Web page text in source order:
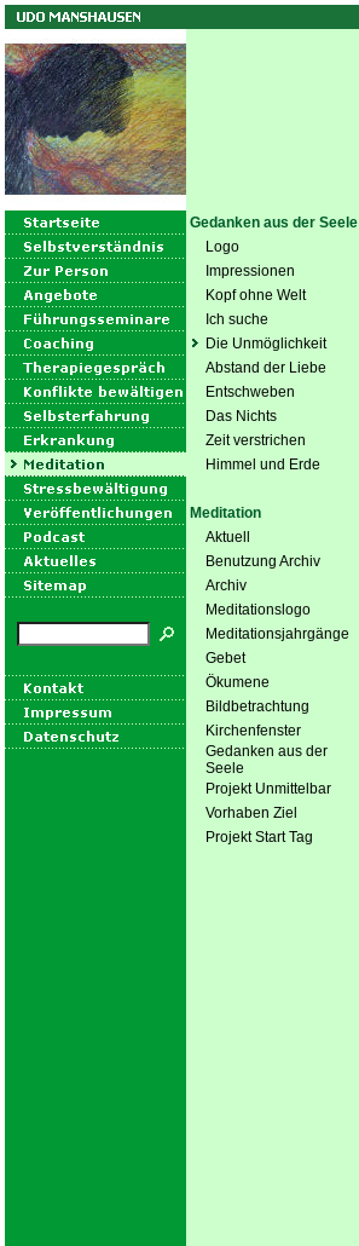
Gedanken aus der Seele
Logo
Impressionen
Kopf ohne Welt
Ich suche
Die Unmöglichkeit
Abstand der Liebe
Entschweben
Das Nichts
Zeit verstrichen
Himmel und Erde
Meditation
Aktuell
Benutzung Archiv
Archiv
Meditationslogo
Meditationsjahrgänge
Gebet
Ökumene
Bildbetrachtung
Kirchenfenster
Gedanken aus der
Seele
Projekt Unmittelbar
Vorhaben Ziel
Projekt Start Tag